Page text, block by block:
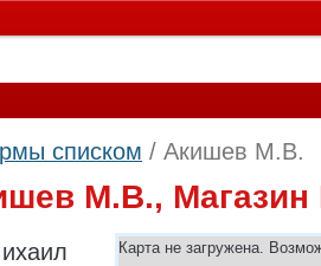
списком / Акишев М.В.
М.В., Магазин
Карта не загружена.